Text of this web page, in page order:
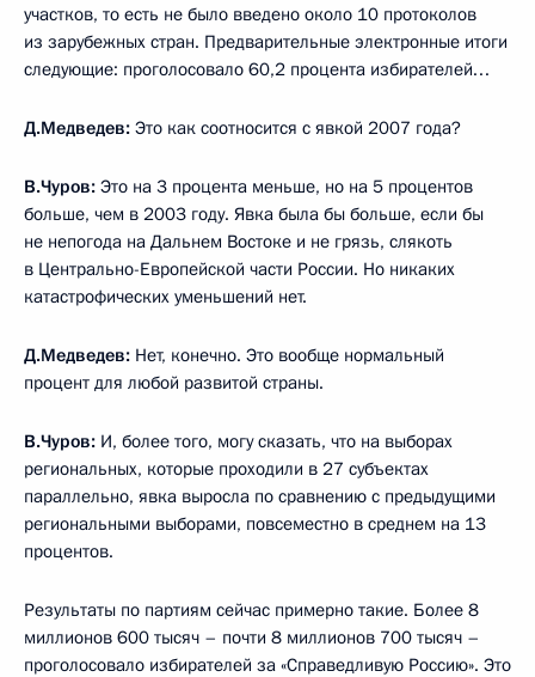
участков, то есть не было введено около 10 протоколов
из зарубежных стран. Предварительные электронные итоги
следующие: проголосовало 60,2 процента избирателей…
Д.Медведев: Это как соотносится с явкой 2007 года?
В.Чуров: Это на 3 процента меньше, но на 5 процентов
больше, чем в 2003 году. Явка была бы больше, если бы
не непогода на Дальнем Востоке и не грязь, слякоть
в Центрально-Европейской части России. Но никаких
катастрофических уменьшений нет.
Д.Медведев: Нет, конечно. Это вообще нормальный
процент для любой развитой страны.
В.Чуров: И, более того, могу сказать, что на выборах
региональных, которые проходили в 27 субъектах
параллельно, явка выросла по сравнению с предыдущими
региональными выборами, повсеместно в среднем на 13
процентов.
Результаты по партиям сейчас примерно такие. Более 8
миллионов 600 тысяч – почти 8 миллионов 700 тысяч –
проголосовало избирателей за «Справедливую Россию». Это